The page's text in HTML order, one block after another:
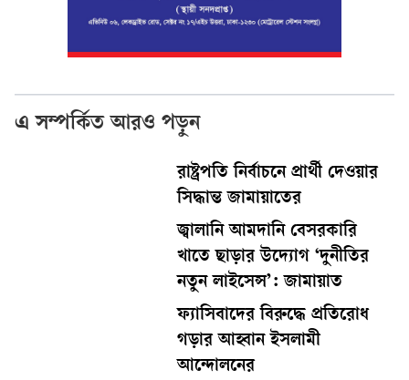
এ সম্পর্কিত আরও পড়ুন
রাষ্ট্রপতি নির্বাচনে প্রার্থী দেওয়ার
সিদ্ধান্ত জামায়াতের
জ্বালানি আমদানি বেসরকারি
খাতে ছাড়ার উদ্যোগ ‘দুনীতির
নতুন লাইসেন্স’: জামায়াত
ফ্যাসিবাদের বিরুদ্ধে প্রতিরোধ
গড়ার আহ্বান ইসলামী
আন্দোলনের